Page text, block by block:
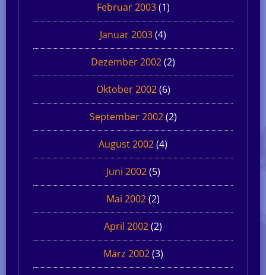
Februar 2003(1)
Januar 2003(4)
Dezember 2002(2)
Oktober 2002(6)
September 2002(2)
August 2002(4)
Juni 2002(5)
Mai 2002(2)
April 2002(2)
März 2002(3)